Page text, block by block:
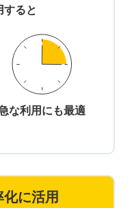
すると
な利用にも最適
に活用